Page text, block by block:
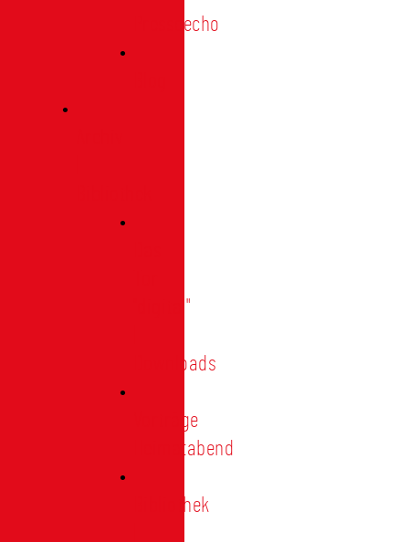
Presseecho
"digital"
Downloads
Vorträge
Heimatabend
Bibliothek